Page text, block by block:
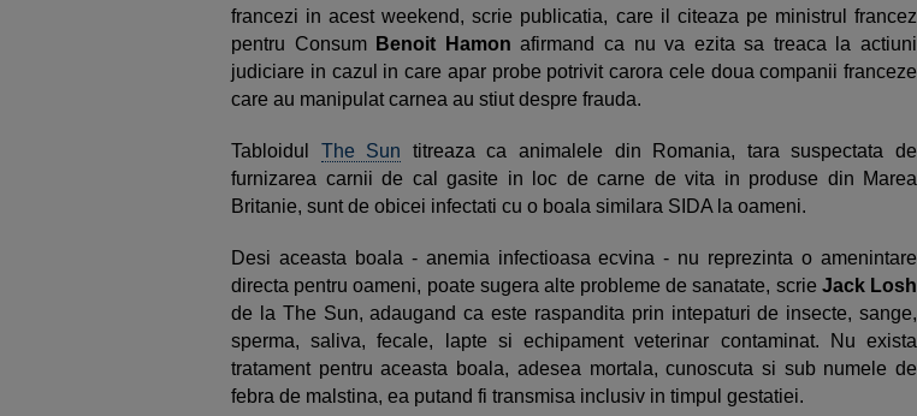
francezi in acest weekend, scrie publicatia, care il citeaza pe ministrul francez
pentru ConsumBenoit Hamonafirmand ca nu va ezita sa treaca la actiuni
judiciare in cazul in care apar probe potrivit carora cele doua companii franceze
care au manipulat carnea au stiut despre frauda.
Tabloidul The Sun titreaza ca animalele din Romania, tara suspectata de
furnizarea carnii de cal gasite in loc de carne de vita in produse din Marea
Britanie, sunt de obicei infectati cu o boala similara SIDA la oameni.
Desi aceasta boala - anemia infectioasa ecvina - nu reprezinta o amenintare
directa pentru oameni, poate sugera alte probleme de sanatate, scrie Jack Losh
de la The Sun, adaugand ca este raspandita prin intepaturi de insecte, sange,
sperma, saliva, fecale, lapte si echipament veterinar contaminat. Nu exista
tratament pentru aceasta boala, adesea mortala, cunoscuta si sub numele de
febra de malstina, ea putand fi transmisa inclusiv in timpul gestatiei.